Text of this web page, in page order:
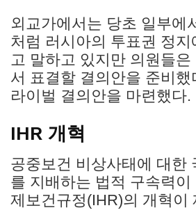
외교가에서는 당초 일부에
처럼 러시아의 투표권 정
고 말하고 있지만 의원들은
서 표결할 결의안을 준비
라이벌 결의안을 마련했다.
IHR 개혁
공중보건 비상사태에 대한
를 지배하는 법적 구속력
제보건규정(IHR)의 개혁이